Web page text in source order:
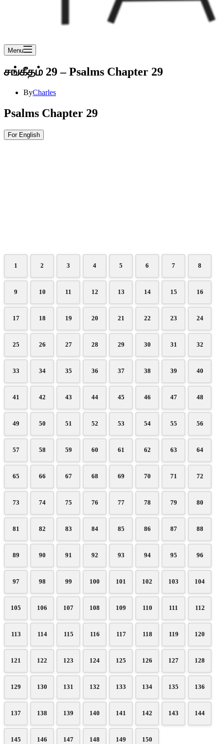
Menu
சங்கீதம் 29 – Psalms Chapter 29
ByCharles
Psalms Chapter 29
For English
1 2 3 4 5 6 7 8
9 10 11 12 13 14 15 16
17 18 19 20 21 22 23 24
25 26 27 28 29 30 31 32
33 34 35 36 37 38 39 40
41 42 43 44 45 46 47 48
49 50 51 52 53 54 55 56
57 58 59 60 61 62 63 64
65 66 67 68 69 70 71 72
73 74 75 76 77 78 79 80
81 82 83 84 85 86 87 88
89 90 91 92 93 94 95 96
97 98 99 100 101 102 103 104
105 106 107 108 109 110 111 112
113 114 115 116 117 118 119 120
121 122 123 124 125 126 127 128
129 130 131 132 133 134 135 136
137 138 139 140 141 142 143 144
145 146 147 148 149 150